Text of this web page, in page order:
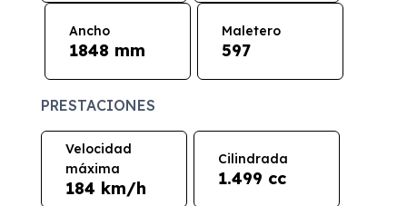
Ancho
1848 mm
Maletero
597
PRESTACIONES
Velocidad
máxima
184 km/h
Cilindrada
1.499 cc